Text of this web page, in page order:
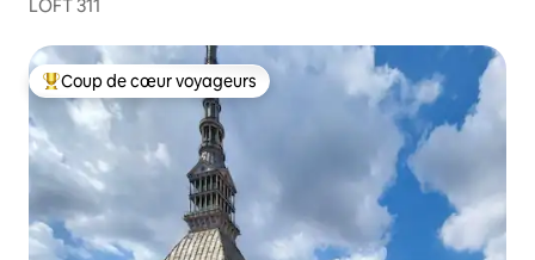
LOFT 311
Coups de cœur voyageurs les plus appréciés
Coup de cœur voyageurs